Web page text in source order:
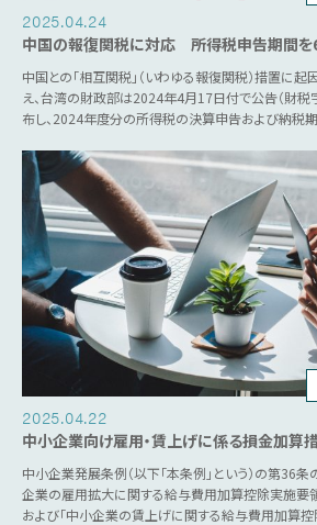
2025.04.24
中国の報復関税に対応 所得税申告期間を
中国との「相互関税」（いわゆる報復関税）措置に
え、台湾の財政部は2024年4月17日付で公告（財
布し、2024年度分の所得税の決算申告および納税
2025.04.22
中小企業向け雇用・賃上げに係る損金加算
中小企業発展条例（以下「本条例」という）の第36条
企業の雇用拡大に関する給与費用加算控除実施要領
および「中小企業の賃上げに関する給与費用加算